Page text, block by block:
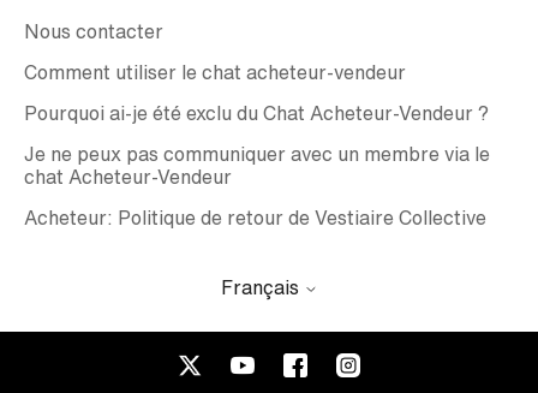
Nous contacter
Comment utiliser le chat acheteur-vendeur
Pourquoi ai-je été exclu du Chat Acheteur-Vendeur ?
Je ne peux pas communiquer avec un membre via le
chat Acheteur-Vendeur
Acheteur: Politique de retour de Vestiaire Collective
Français